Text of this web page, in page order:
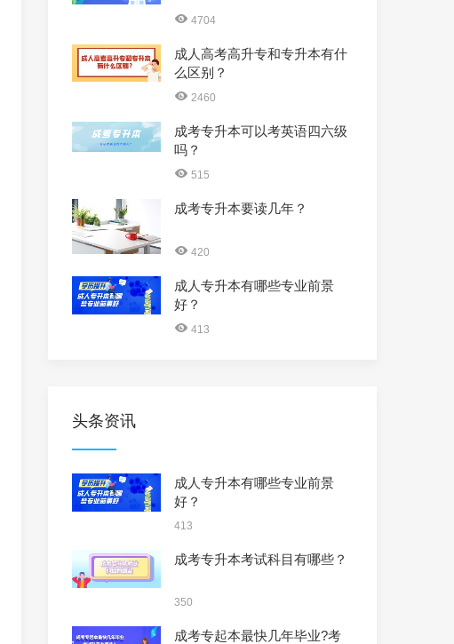
4704
成人高考高升专和专升本有什
么区别？
2460
成考专升本可以考英语四六级
吗？
515
成考专升本要读几年？
420
成人专升本有哪些专业前景
好？
413
头条资讯
成人专升本有哪些专业前景
好？
413
成考专升本考试科目有哪些？
350
成考专起本最快几年毕业?考